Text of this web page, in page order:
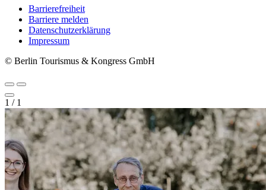
Metanavigation
Barrierefreiheit
Barriere melden
Datenschutzerklärung
Impressum
© Berlin Tourismus & Kongress GmbH
1 / 1